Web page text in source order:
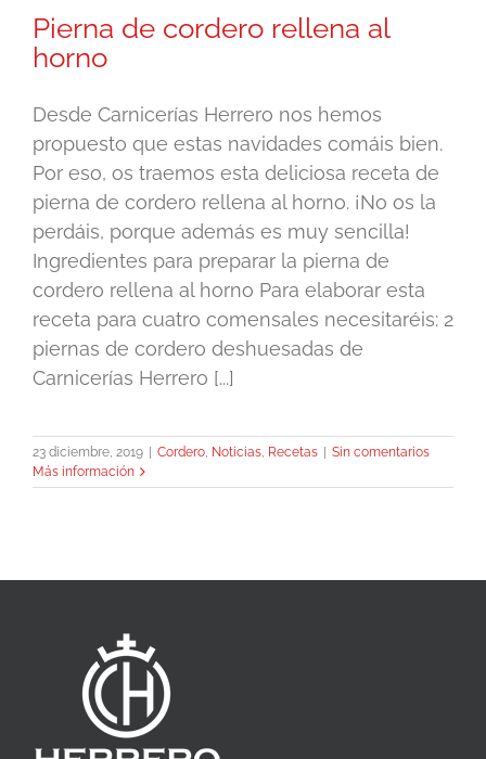
Pierna de cordero rellena al
horno
Desde Carnicerías Herrero nos hemos
propuesto que estas navidades comáis bien.
Por eso, os traemos esta deliciosa receta de
pierna de cordero rellena al horno. ¡No os la
perdáis, porque además es muy sencilla!
Ingredientes para preparar la pierna de
cordero rellena al horno Para elaborar esta
receta para cuatro comensales necesitaréis: 2
piernas de cordero deshuesadas de
Carnicerías Herrero [...]
23 diciembre, 2019 Cordero, Noticias, Recetas
Sin comentarios
Más información